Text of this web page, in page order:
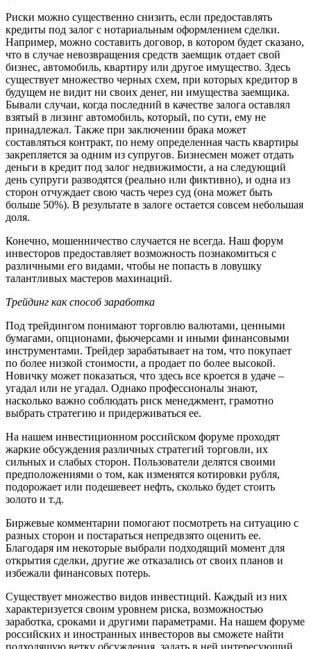
Риски можно существенно снизить, если предоставлять
кредиты под залог с нотариальным оформлением сделки.
Например, можно составить договор, в котором будет сказано,
что в случае невозвращения средств заемщик отдает свой
бизнес, автомобиль, квартиру или другое имущество. Здесь
существует множество черных схем, при которых кредитор в
будущем не видит ни своих денег, ни имущества заемщика.
Бывали случаи, когда последний в качестве залога оставлял
взятый в лизинг автомобиль, который, по сути, ему не
принадлежал. Также при заключении брака может
составляться контракт, по нему определенная часть квартиры
закрепляется за одним из супругов. Бизнесмен может отдать
деньги в кредит под залог недвижимости, а на следующий
день супруги разводятся (реально или фиктивно), и одна из
сторон отчуждает свою часть через суд (она может быть
больше 50%). В результате в залоге остается совсем небольшая
доля.
Конечно, мошенничество случается не всегда. Наш форум
инвесторов предоставляет возможность познакомиться с
различными его видами, чтобы не попасть в ловушку
талантливых мастеров махинаций.
Трейдинг как способ заработка
Под трейдингом понимают торговлю валютами, ценными
бумагами, опционами, фьючерсами и иными финансовыми
инструментами. Трейдер зарабатывает на том, что покупает
по более низкой стоимости, а продает по более высокой.
Новичку может показаться, что здесь все кроется в удаче –
угадал или не угадал. Однако профессионалы знают,
насколько важно соблюдать риск менеджмент, грамотно
выбрать стратегию и придерживаться ее.
На нашем инвестиционном российском форуме проходят
жаркие обсуждения различных стратегий торговли, их
сильных и слабых сторон. Пользователи делятся своими
предположениями о том, как изменятся котировки рубля,
подорожает или подешевеет нефть, сколько будет стоить
золото и т.д.
Биржевые комментарии помогают посмотреть на ситуацию с
разных сторон и постараться непредвзято оценить ее.
Благодаря им некоторые выбрали подходящий момент для
открытия сделки, другие же отказались от своих планов и
избежали финансовых потерь.
Существует множество видов инвестиций. Каждый из них
характеризуется своим уровнем риска, возможностью
заработка, сроками и другими параметрами. На нашем форуме
российских и иностранных инвесторов вы сможете найти
подходящую ветку обсуждения, задать в ней интересующий